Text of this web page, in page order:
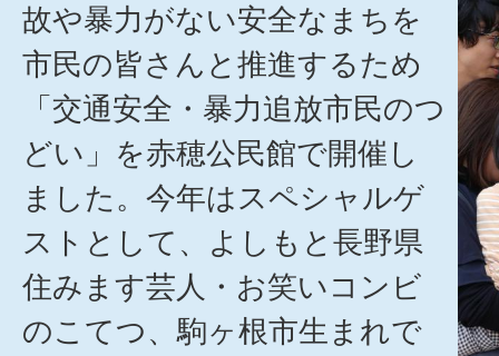
故や暴力がない安全なまちを
市民の皆さんと推進するため
「交通安全・暴力追放市民のつ
どい」を赤穂公民館で開催し
ました。今年はスペシャルゲ
ストとして、よしもと長野県
住みます芸人・お笑いコンビ
のこてつ、駒ヶ根市生まれで